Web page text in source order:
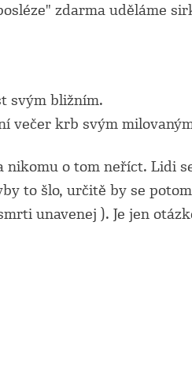
zdarma uděláme
svým bližním.
večer krb svým
nikomu o tom neříct. Lidi
to šlo, určitě by se
unavenej ). Je jen